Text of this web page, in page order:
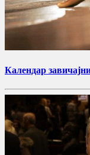
Календар